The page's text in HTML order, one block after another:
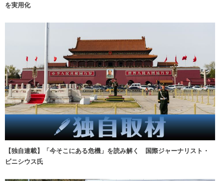
を実用化
【独自連載】「今そこにある危機」を読み解く 国際ジャーナリスト・
ビニシウス氏